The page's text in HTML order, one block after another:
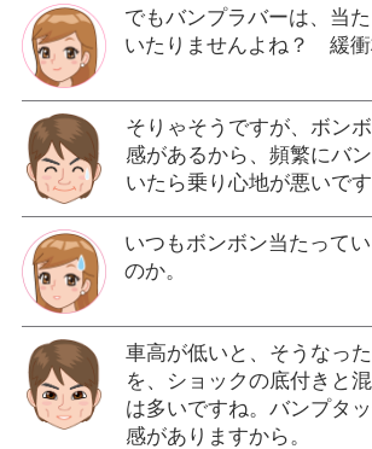
でもバンプラバーは、当
いたりませんよね？ 緩衝
そりゃそうですが、ボン
感があるから、頻繁にバ
いたら乗り心地が悪いです
いつもボンボン当たって
のか。
車高が低いと、そうなっ
を、ショックの底付きと
は多いですね。バンプタ
感がありますから。